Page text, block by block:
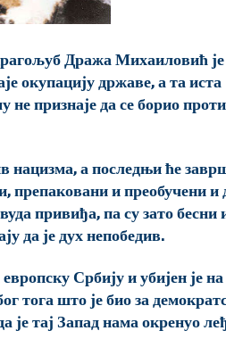
Дража Михаиловић
окупацију државе, а та иста
не признаје да се борио
нацизма, а последњи ће
препаковани и преобучени и
привиђа, па су зато бесни
да је дух непобедив.
Србију и убијен је на
тога што је био за
је тај Запад нама окренуо